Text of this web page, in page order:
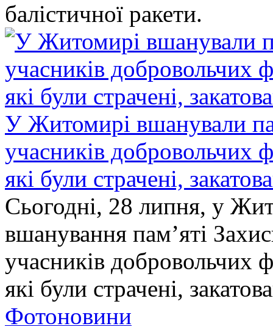
балістичної ракети.
У Житомирі вшанували
учасників добровольчих
які були страчені,
Сьогодні, 28 липня, у
вшанування пам’яті
учасників добровольчих
які були страчені,
Фотоновини